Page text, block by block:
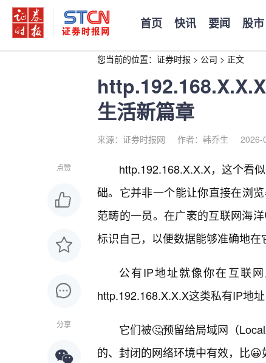
首页 快讯 要闻 股市
您当前的位置： 证券时报 > 公司 > 正文
生活新篇章
来源：证券时报网 作者：韩乔生 2026-
点赞
分享
http.192.168.X.X.X，这个看
础。它并非一个能让你直接在浏
范畴的一员。在广袤的互联网海
标识自己，以便数据能够准确地在
公有IP地址就像你在互联
http.192.168.X.X.X这类私有IP地
它们被🤔预留给局域网（
的、封闭的网络环境中有效，比